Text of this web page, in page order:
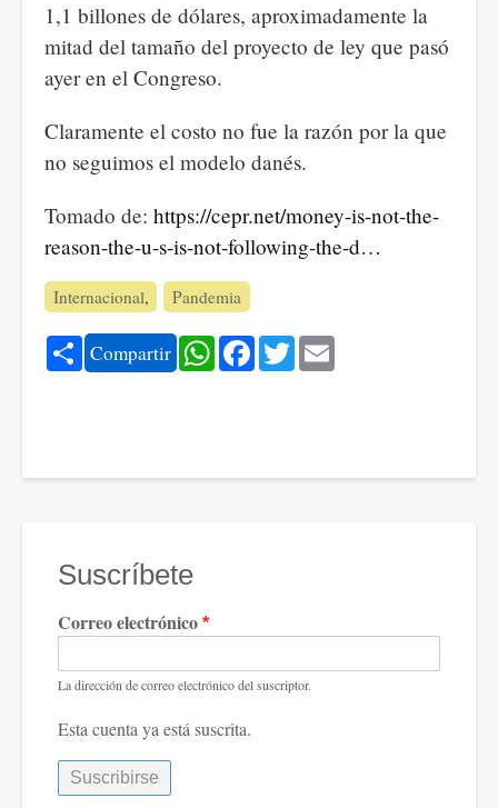
1,1 billones de dólares, aproximadamente la
mitad del tamaño del proyecto de ley que pasó
ayer en el Congreso.
Claramente el costo no fue la razón por la que
no seguimos el modelo danés.
Tomado de: https://cepr.net/money-is-not-the-
reason-the-u-s-is-not-following-the-d…
Internacional Pandemia
Share
Compartir WhatsApp
Facebook
Twitter
Suscríbete
Correo electrónico
La dirección de correo electrónico del suscriptor.
Esta cuenta ya está suscrita.